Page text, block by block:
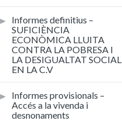
Informes definitius –
SUFICIÈNCIA
ECONÒMICA LLUITA
CONTRA LA POBRESA I
LA DESIGUALTAT SOCIAL
EN LA C.V
Informes provisionals –
Accés a la vivenda i
desnonaments